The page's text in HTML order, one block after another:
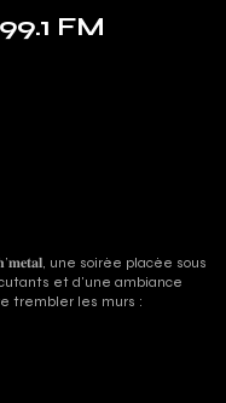
FM
une soirée placée sous
et d'une ambiance
trembler les murs :